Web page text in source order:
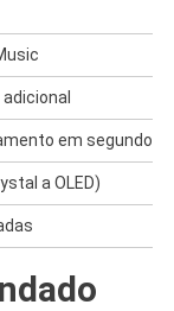
em segundos
a OLED)